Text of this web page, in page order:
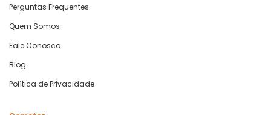
Perguntas Frequentes
Quem Somos
Fale Conosco
Blog
Política de Privacidade